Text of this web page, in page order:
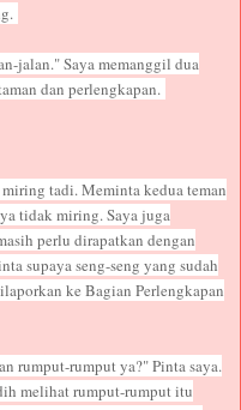
jalan." Saya memanggil dua
dan perlengkapan.
tadi. Meminta kedua teman
tidak miring. Saya juga
perlu dirapatkan dengan
supaya seng-seng yang sudah
ke Bagian Perlengkapan
rumput-rumput ya?" Pinta saya.
melihat rumput-rumput itu